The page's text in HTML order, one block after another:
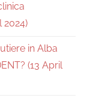
2024)
in Alba
(13 April